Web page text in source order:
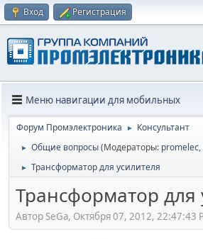
Вход Регистрация
Меню навигации для мобильных
Форум Промэлектроника ► Консультант
► Общие вопросы(Модераторы: promelec,
► Трансформатор для усилителя
Трансформатор для
Автор SeGa, Октября 07, 2012, 22:47:43